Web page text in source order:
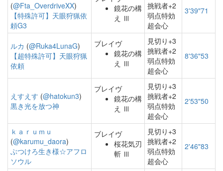
(@Fta_OverdriveXX)
【特殊許可】天眼狩猟依
頼G3
鏡花の構
え Ⅲ
挑戦者+2
弱点特効
超会心
3'39"71
ルカ (@Ruka4LunaG)
【超特殊許可】天眼狩猟
依頼
ブレイヴ
鏡花の構
え Ⅲ
見切り+3
挑戦者+2
弱点特効
超会心
8'36"53
えすえす (@hatokun3)
黒き光を放つ神
ブレイヴ
鏡花の構
え Ⅲ
見切り+3
挑戦者+2
弱点特効
超会心
2'53"50
ｋａｒｕｍｕ
(@karumu_daora)
ぶつけろ生き様☆アフロ
ソウル
ブレイヴ
桜花気刃
斬 Ⅲ
見切り+3
挑戦者+2
弱点特効
超会心
2'46"83